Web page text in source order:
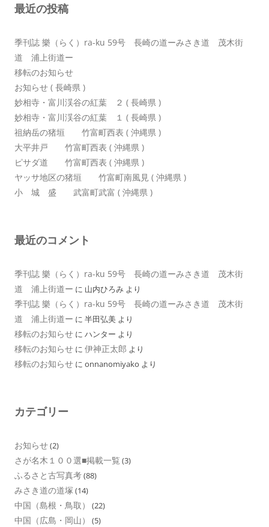
ョ
最近の投稿
季刊誌 樂（らく）ra-ku 59号 長崎の道ーみさき道 茂木街
道 浦上街道ー
移転のお知らせ
お知らせ ( 長崎県 )
妙相寺・富川渓谷の紅葉 ２ ( 長崎県 )
妙相寺・富川渓谷の紅葉 １ ( 長崎県 )
祖納岳の猪垣 竹富町西表 ( 沖縄県 )
大平井戸 竹富町西表 ( 沖縄県 )
ピサダ道 竹富町西表 ( 沖縄県 )
ヤッサ地区の猪垣 竹富町南風見 ( 沖縄県 )
小 城 盛 武富町武富 ( 沖縄県 )
最近のコメント
季刊誌 樂（らく）ra-ku 59号 長崎の道ーみさき道 茂木街
道 浦上街道ー に 山内ひろみ より
季刊誌 樂（らく）ra-ku 59号 長崎の道ーみさき道 茂木街
道 浦上街道ー に 半田弘美 より
移転のお知らせ に ハンター より
移転のお知らせ に 伊神正太郎 より
移転のお知らせ に onnanomiyako より
カテゴリー
お知らせ(2)
さが名木１００選■掲載一覧 (3)
ふるさと古写真考(88)
みさき道の道塚 (14)
中国（島根・鳥取） (22)
中国（広島・岡山） (5)